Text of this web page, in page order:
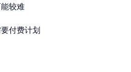
较难
付费计划